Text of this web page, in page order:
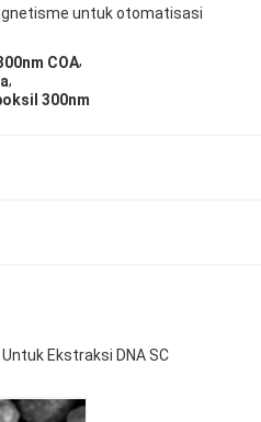
untuk otomatisasi
COA,
,
300nm
Ekstraksi DNA SC